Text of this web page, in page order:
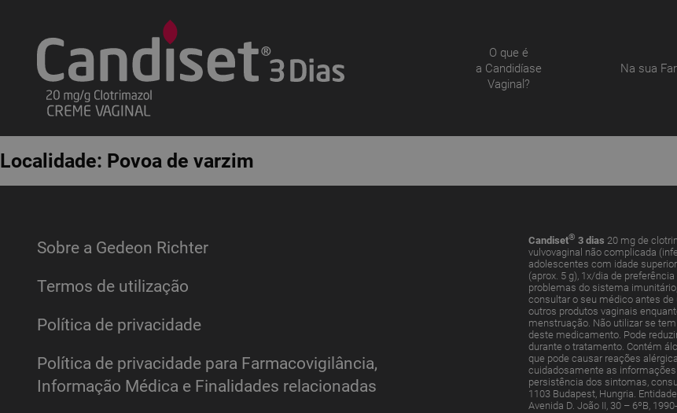
O que é
a Candidíase
Vaginal?
Na sua
Localidade: Povoa de varzim
Sobre a Gedeon Richter
Termos de utilização
Política de privacidade
Política de privacidade para Farmacovigilância,
Informação Médica e Finalidades relacionadas
Candiset® 3 dias 20 mg de
vulvovaginal não complicada
adolescentes com idade
(aprox. 5 g), 1x/dia de
problemas do sistema
consultar o seu médico antes
outros produtos vaginais
menstruação. Não utilizar se
deste medicamento. Pode
durante o tratamento. Contém
que pode causar reações
cuidadosamente as
persistência dos sintomas,
1103 Budapest, Hungria.
Avenida D. João II, 30 – 6ºB,